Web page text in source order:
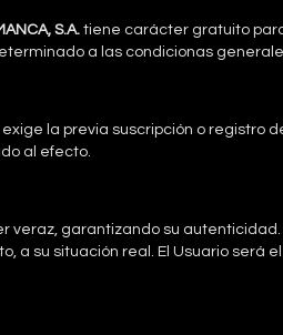
S.A. tiene carácter gratuito
a las condicionas
la previa suscripción o registro
al efecto.
veraz, garantizando su
a su situación real. El Usuario será